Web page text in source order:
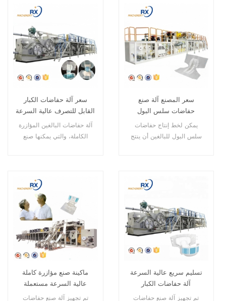
سعر آلة حفاضات الكبار
القابل للتصرف عالية السرعة
المؤازرة الكاملة
آلة حفاضات البالغين المؤازرة
الكاملة، والتي يمكنها صنع
سعر المصنع آلة صنع
حفاضات سلس البول
الجديدة للكبار
يمكن لخط إنتاج حفاضات
سلس البول للبالغين أن ينتج
ماكينة صنع مؤازرة كاملة
عالية السرعة مستعملة
لحفاضات البالغين
تم تجهيز آلة صنع حفاضات
تسليم سريع عالية السرعة
آلة حفاضات الكبار
الأوتوماتيكية الكاملة الصين
تم تجهيز آلة صنع حفاضات